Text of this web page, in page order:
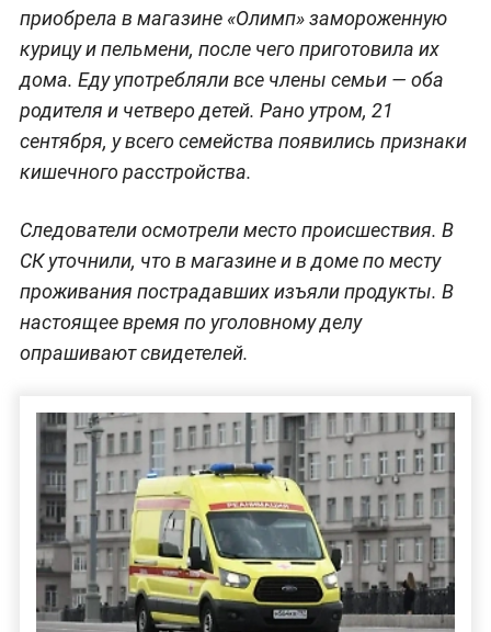
приобрела в магазине «Олимп» замороженную
курицу и пельмени, после чего приготовила их
дома. Еду употребляли все члены семьи — оба
родителя и четверо детей. Рано утром, 21
сентября, у всего семейства появились признаки
кишечного расстройства.
Следователи осмотрели место происшествия. В
СК уточнили, что в магазине и в доме по месту
проживания пострадавших изъяли продукты. В
настоящее время по уголовному делу
опрашивают свидетелей.